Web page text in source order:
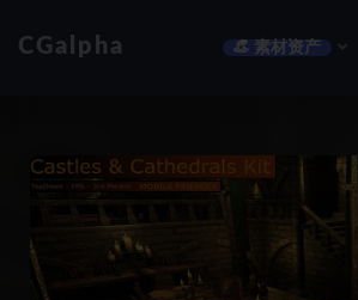
CGalpha 👒 素材资产